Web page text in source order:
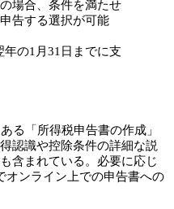
場合、条件を満たせ
告する選択が可能
年の1月31日までに支
る「所得税申告書の作成」
認識や控除条件の詳細な説
含まれている。必要に応じ
オンライン上での申告書への